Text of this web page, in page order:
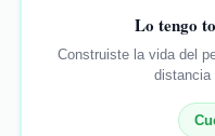
Lo tengo
Construiste la vida del
distancia